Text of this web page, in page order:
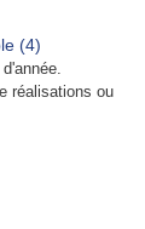
réalisations ou